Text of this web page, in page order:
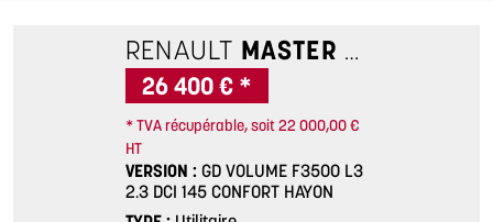
RENAULT MASTER GD
26 400 € *
* TVA récupérable, soit 22 000,00 €
HT
VERSION
GD VOLUME F3500 L3
2.3 DCI 145 CONFORT HAYON